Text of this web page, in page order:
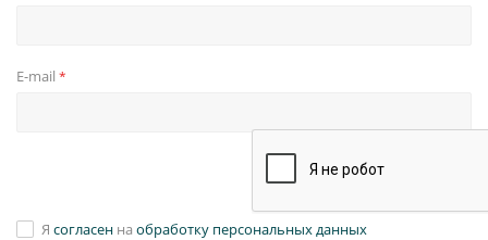
E-mail *
Я согласен на обработку персональных данных